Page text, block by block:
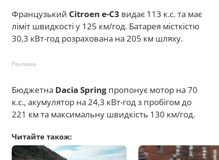
Французький Citroen e-C3 видає 113 к.с. та має
ліміт швидкості у 125 км/год. Батарея місткістю
30,3 кВт-год розрахована на 205 км шляху.
Реклама
Бюджетна Dacia Spring пропонує мотор на 70
к.с., акумулятор на 24,3 кВт-год з пробігом до
221 км та максимальну швидкість 130 км/год.
Читайте також: